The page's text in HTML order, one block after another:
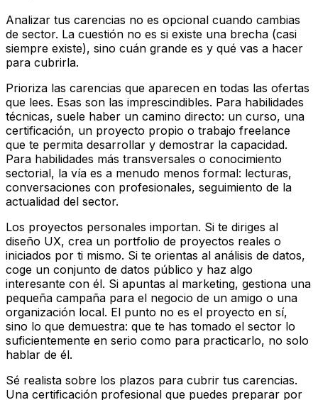
Analizar tus carencias no es opcional cuando cambias
de sector. La cuestión no es si existe una brecha (casi
siempre existe), sino cuán grande es y qué vas a hacer
para cubrirla.
Prioriza las carencias que aparecen en todas las ofertas
que lees. Esas son las imprescindibles. Para habilidades
técnicas, suele haber un camino directo: un curso, una
certificación, un proyecto propio o trabajo freelance
que te permita desarrollar y demostrar la capacidad.
Para habilidades más transversales o conocimiento
sectorial, la vía es a menudo menos formal: lecturas,
conversaciones con profesionales, seguimiento de la
actualidad del sector.
Los proyectos personales importan. Si te diriges al
diseño UX, crea un portfolio de proyectos reales o
iniciados por ti mismo. Si te orientas al análisis de datos,
coge un conjunto de datos público y haz algo
interesante con él. Si apuntas al marketing, gestiona una
pequeña campaña para el negocio de un amigo o una
organización local. El punto no es el proyecto en sí,
sino lo que demuestra: que te has tomado el sector lo
suficientemente en serio como para practicarlo, no solo
hablar de él.
Sé realista sobre los plazos para cubrir tus carencias.
Una certificación profesional que puedes preparar por